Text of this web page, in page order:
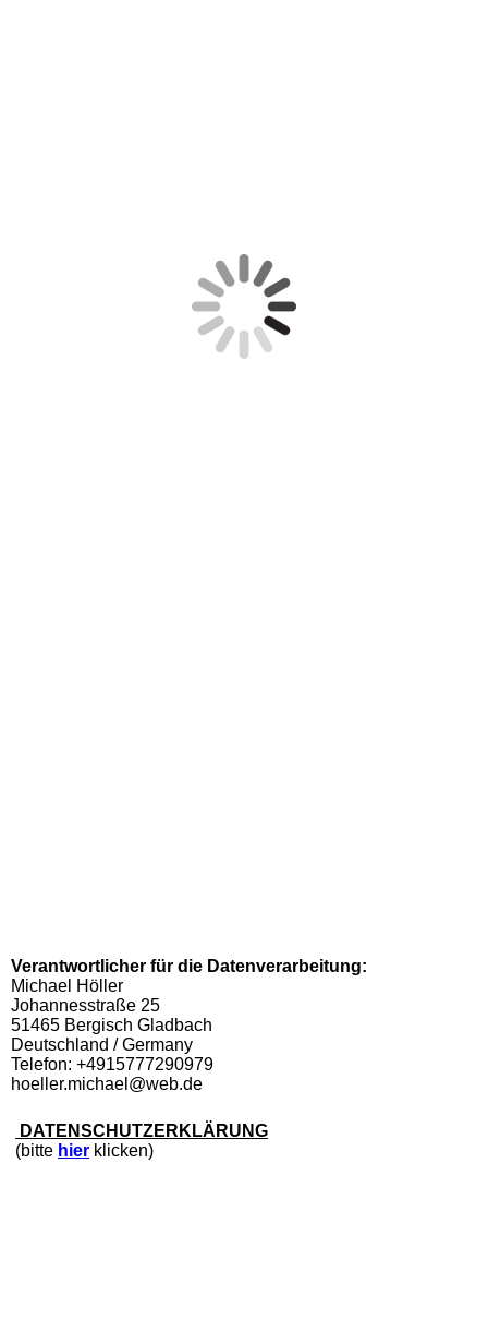
Verantwortlicher für die Datenverarbeitung:
Michael Höller
Johannesstraße 25
51465 Bergisch Gladbach
Deutschland / Germany
Telefon: +4915777290979
hoeller.michael@web.de
DATENSCHUTZERKLÄRUNG
(bitte hier klicken)